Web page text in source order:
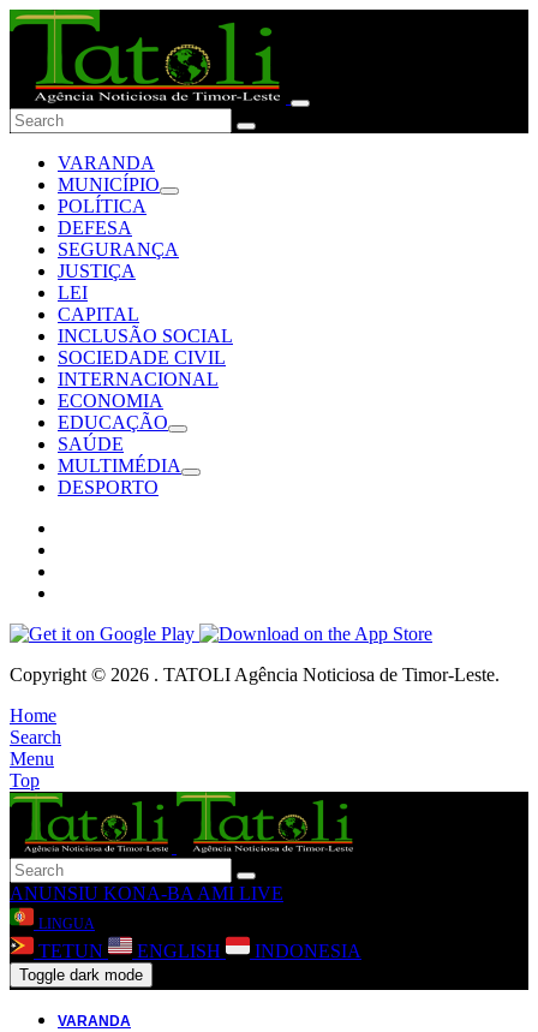
VARANDA
MUNICÍPIO
POLÍTICA
DEFESA
SEGURANÇA
JUSTIÇA
LEI
CAPITAL
INCLUSÃO SOCIAL
SOCIEDADE CIVIL
INTERNACIONAL
ECONOMIA
EDUCAÇÃO
SAÚDE
MULTIMÉDIA
DESPORTO
Copyright © 2026 . TATOLI Agência Noticiosa de Timor-Leste.
Home
Search
Menu
Top
ANUNSIU KONA-BA AMI LIVE
LINGUA
TETUN ENGLISH INDONESIA
Toggle dark mode
VARANDA